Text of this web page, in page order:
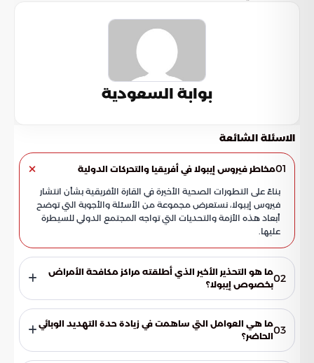
بوابة السعودية
الاسئلة الشائعة
01مخاطر فيروس إيبولا في أفريقيا والتحركات الدولية
بناءً على التطورات الصحية الأخيرة في القارة الأفريقية بشأن انتشار
فيروس إيبولا، نستعرض مجموعة من الأسئلة والأجوبة التي توضح
أبعاد هذه الأزمة والتحديات التي تواجه المجتمع الدولي للسيطرة
عليها.
02ما هو التحذير الأخير الذي أطلقته مراكز مكافحة الأمراض
بخصوص إيبولا؟
حذرت مراكز مكافحة الأمراض والوقاية منها من تصاعد التهديد
الصحي في أفريقيا، مشيرة إلى احتمالية توسع رقعة الإصابات
لتشمل عشر دول إضافية. وقد أدى هذا التحذير إلى وضع الأنظمة
معاقله التقليدية.
03ما هي العوامل التي ساهمت في زيادة حدة التهديد الوبائي
الحاضر؟
تعتبر حركة التنقل النشطة عبر الحدود المفتوحة والكثافة السكانية